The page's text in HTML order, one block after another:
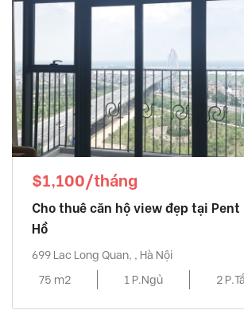
$1,100/tháng
Cho thuê căn hộ view đẹp tại Pent
Hồ
699 Lac Long Quan, , Hà Nội
75 m2
1 P.Ngủ 2